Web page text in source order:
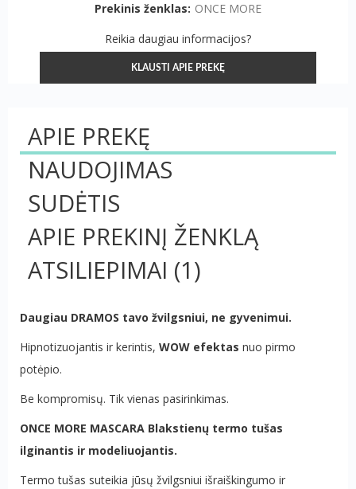
Prekinis ženklas: ONCE MORE
Reikia daugiau informacijos?
KLAUSTI APIE PREKĘ
APIE PREKĘ
NAUDOJIMAS
SUDĖTIS
APIE PREKINĮ ŽENKLĄ
ATSILIEPIMAI (1)
Daugiau DRAMOS tavo žvilgsniui, ne gyvenimui.
Hipnotizuojantis ir kerintis, WOW efektas nuo pirmo
potėpio.
Be kompromisų. Tik vienas pasirinkimas.
ONCE MORE MASCARA Blakstienų termo tušas
ilginantis ir modeliuojantis.
Termo tušas suteikia jūsų žvilgsniui išraiškingumo ir